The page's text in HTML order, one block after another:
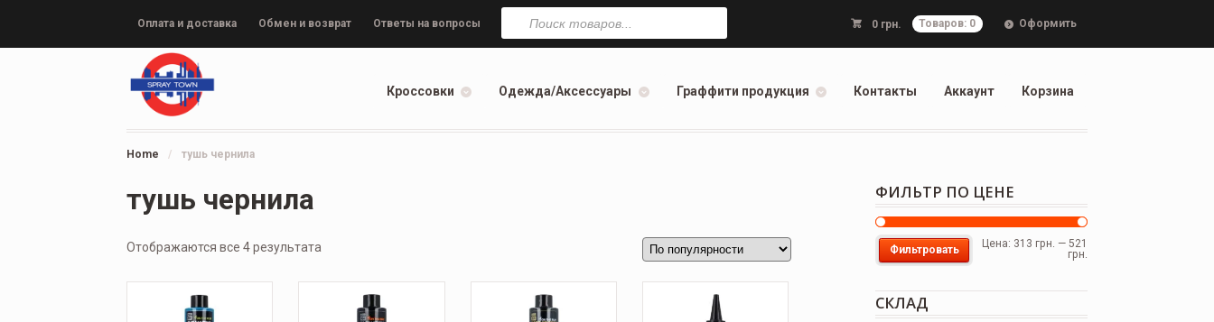
Оплата и доставка Обмен и возврат Ответы на вопросы 0 грн. Товаров: 0 Оформить
Поиск
товаров
Кроссовки Одежда/Аксессуары Граффити продукция Контакты Аккаунт Корзина
Home / тушь чернила
тушь чернила
Отображаются все 4 результата
ФИЛЬТР ПО ЦЕНЕ
Фильтровать Цена: 313 грн. — 521
грн.
СКЛАД